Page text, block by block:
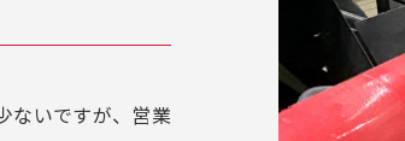
ないですが、営業